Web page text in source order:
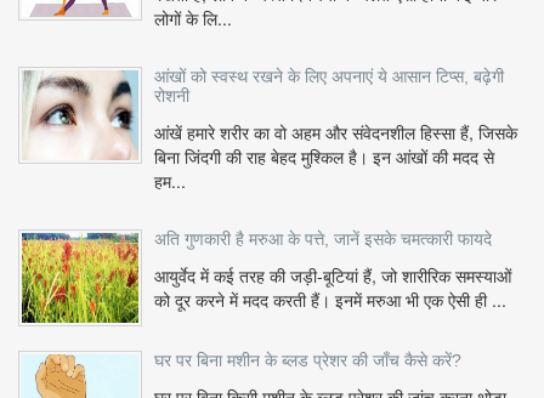
लोगों के लि...
आंखों को स्वस्थ रखने के लिए अपनाएं ये आसान टिप्स, बढ़ेगी
रोशनी
आंखें हमारे शरीर का वो अहम और संवेदनशील हिस्सा हैं, जिसके
बिना जिंदगी की राह बेहद मुश्किल है। इन आंखों की मदद से
हम...
अति गुणकारी है मरुआ के पत्ते, जानें इसके चमत्कारी फायदे
आयुर्वेद में कई तरह की जड़ी-बूटियां हैं, जो शारीरिक समस्याओं
को दूर करने में मदद करती हैं। इनमें मरुआ भी एक ऐसी ही ...
घर पर बिना मशीन के ब्लड प्रेशर की जाँच कैसे करें?